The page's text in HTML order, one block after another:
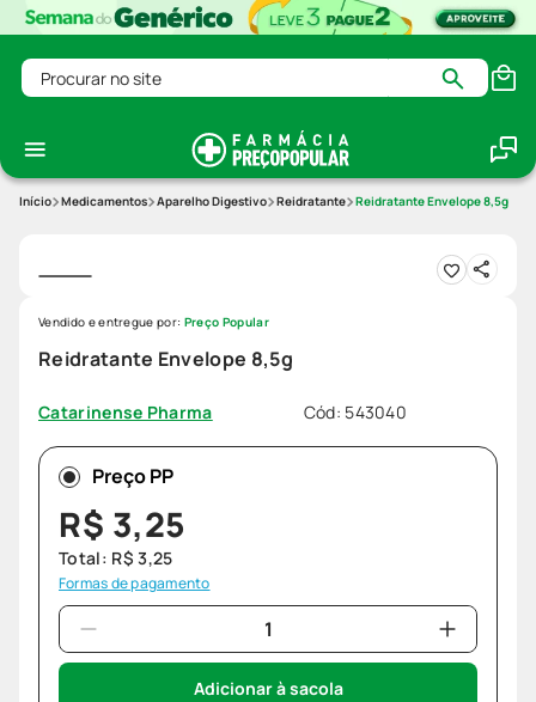
Procurar no site
Medicamentos Aparelho Digestivo Reidratante Reidratante Envelope 8,5g
Reidratante Envelope 8,5g
Catarinense Pharma Cód: 543040
Vendido e entregue por: Preço Popular
Preço PP
R$ 3,25
Total: R$ 3,25
Formas de pagamento
Adicionar à sacola